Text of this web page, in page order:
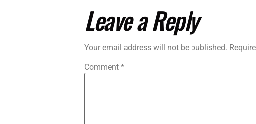
Leave a Reply
Your email address will not be published.
Comment *